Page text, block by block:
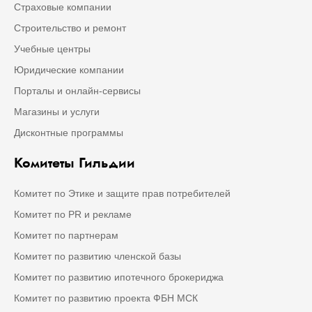
Страховые компании
Строительство и ремонт
Учебные центры
Юридические компании
Порталы и онлайн-сервисы
Магазины и услуги
Дисконтные программы
Комитеты Гильдии
Комитет по Этике и защите прав потребителей
Комитет по PR и рекламе
Комитет по партнерам
Комитет по развитию членской базы
Комитет по развитию ипотечного брокериджа
Комитет по развитию проекта ФБН МСК